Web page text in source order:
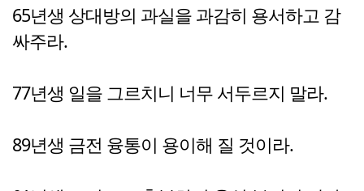
65년생 상대방의 과실을 과감히 용서하고 감
싸주라.
77년생 일을 그르치니 너무 서두르지 말라.
89년생 금전 융통이 용이해 질 것이라.